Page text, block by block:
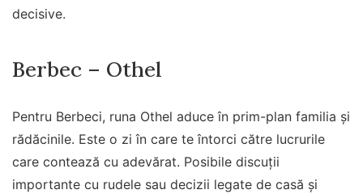
decisive.
Berbec – Othel
Pentru Berbeci, runa Othel aduce în prim-plan familia și
rădăcinile. Este o zi în care te întorci către lucrurile
care contează cu adevărat. Posibile discuții
importante cu rudele sau decizii legate de casă și